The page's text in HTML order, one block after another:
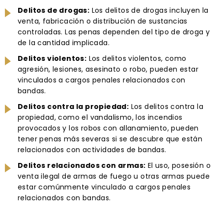
Delitos de drogas: Los delitos de drogas incluyen la
venta, fabricación o distribución de sustancias
controladas. Las penas dependen del tipo de droga y
de la cantidad implicada.
Delitos violentos: Los delitos violentos, como
agresión, lesiones, asesinato o robo, pueden estar
vinculados a cargos penales relacionados con
bandas.
Delitos contra la propiedad: Los delitos contra la
propiedad, como el vandalismo, los incendios
provocados y los robos con allanamiento, pueden
tener penas más severas si se descubre que están
relacionados con actividades de bandas.
Delitos relacionados con armas: El uso, posesión o
venta ilegal de armas de fuego u otras armas puede
estar comúnmente vinculado a cargos penales
relacionados con bandas.